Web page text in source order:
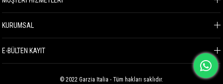
KURUMSAL
E-BÜLTEN KAYIT
© 2022 Garzia Italia - Tüm hakları saklıdır.